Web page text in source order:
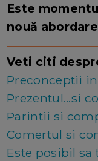
Este
nouă
Veti citi
Preconceptii
Prezentul...si
Parintii si
Comertul si
Este posibil